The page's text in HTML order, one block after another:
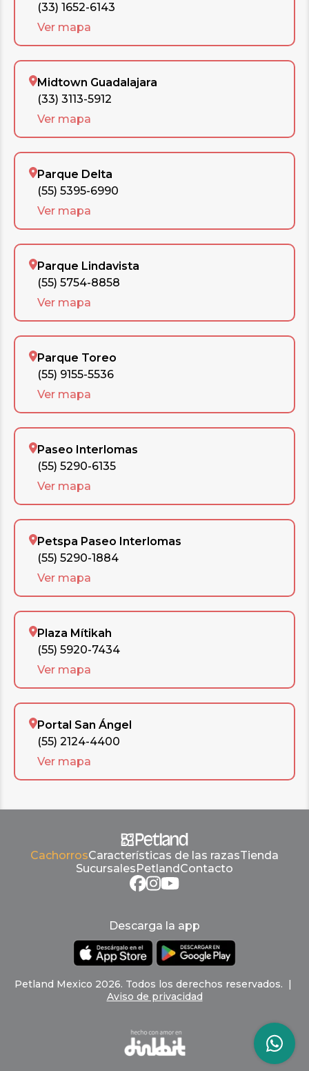
(33) 1652-6143
Ver mapa
Midtown Guadalajara
(33) 3113-5912
Ver mapa
Parque Delta
(55) 5395-6990
Ver mapa
Parque Lindavista
(55) 5754-8858
Ver mapa
Parque Toreo
(55) 9155-5536
Ver mapa
Paseo Interlomas
(55) 5290-6135
Ver mapa
Petspa Paseo Interlomas
(55) 5290-1884
Ver mapa
Plaza Mítikah
(55) 5920-7434
Ver mapa
Portal San Ángel
(55) 2124-4400
Ver mapa
CachorrosCaracterísticas de las razasTienda
Sucursales Petland Contacto
Descarga la app
Petland Mexico 2026. Todos los derechos reservados. |
Aviso de privacidad